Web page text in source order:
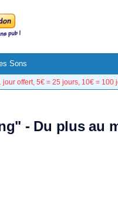
Sons
jour offert, 5€ = 25 jours, 10€ = 100
- Du plus au